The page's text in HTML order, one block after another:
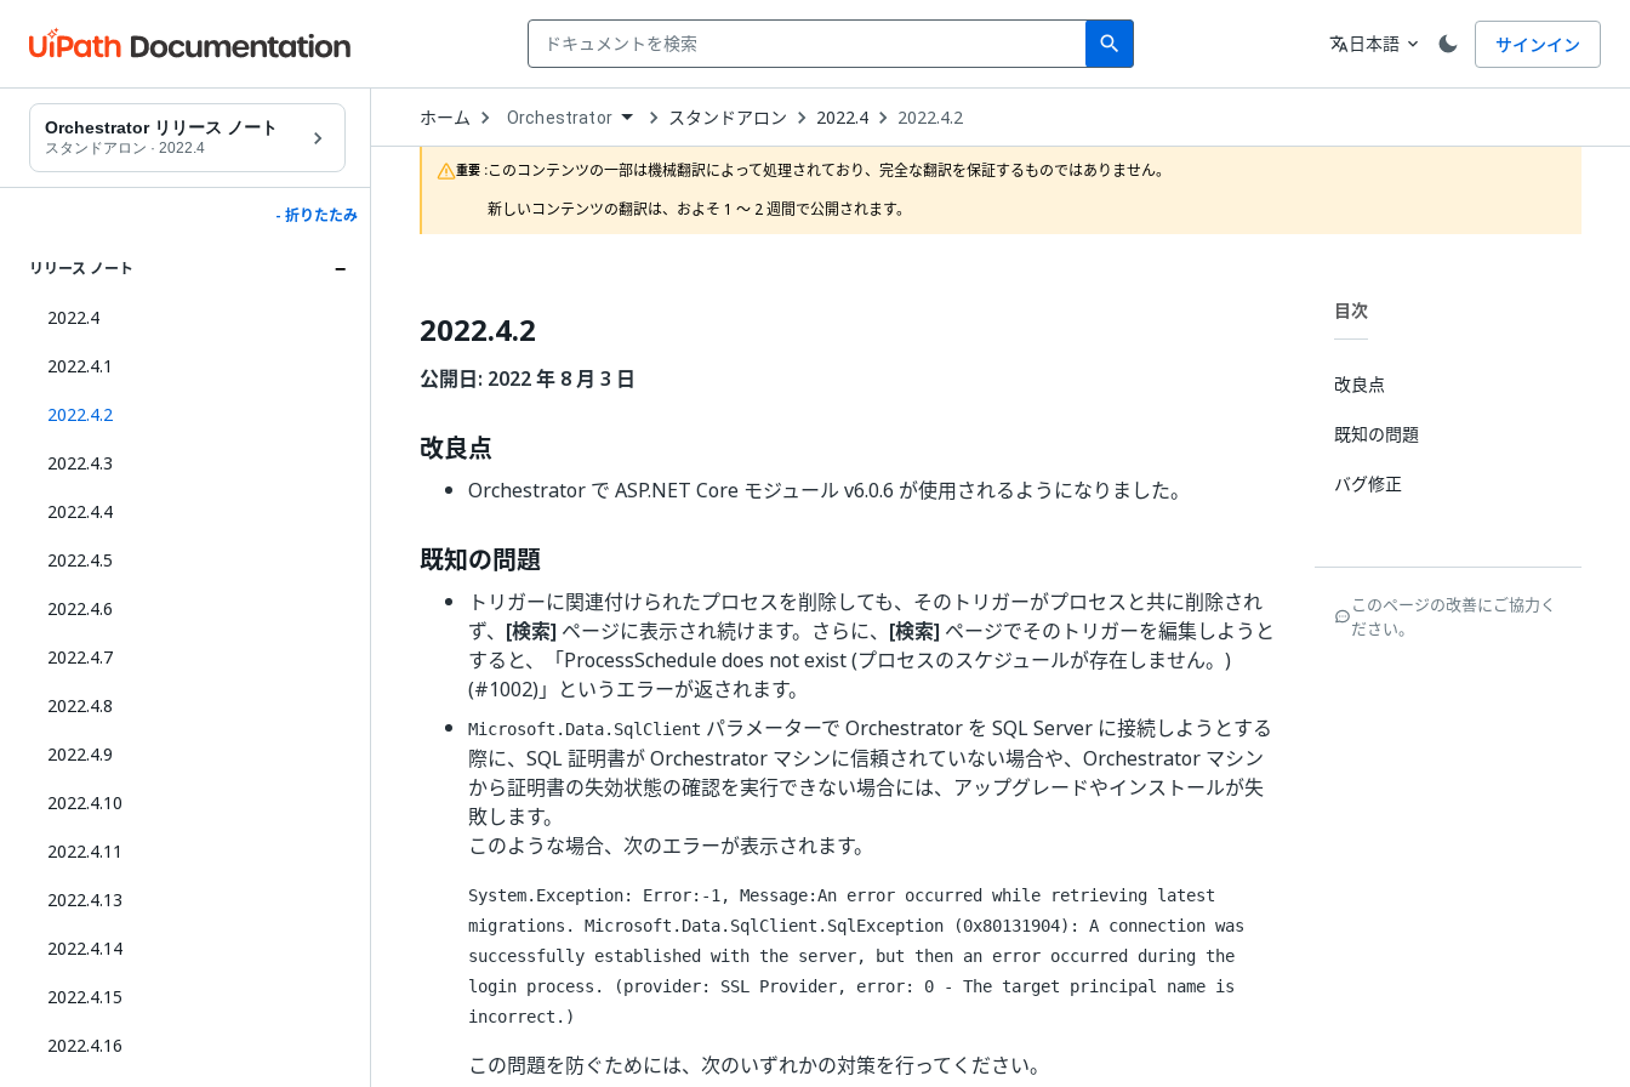
search
Search 言語
translate日本語 expand_more サインイン
Orchestrator リリース ノート
スタンドアロン · 2022.4
- 折りたたみ
リリース ノート
2022.4
2022.4.1
2022.4.2
2022.4.3
2022.4.4
2022.4.5
2022.4.6
2022.4.7
2022.4.8
2022.4.9
2022.4.10
2022.4.11
2022.4.13
2022.4.14
2022.4.15
2022.4.16
ホーム Open
Dropdown
to
choose
product
Orchestrator スタンドアロン 2022.4 2022.4.2
重要 :このコンテンツの一部は機械翻訳によって処理されており、完全な翻訳を保証するものではありません。
新しいコンテンツの翻訳は、およそ 1 ～ 2 週間で公開されます。
2022.4.2
公開日: 2022 年 8 月 3 日
改良点
Orchestrator で ASP.NET Core モジュール v6.0.6 が使用されるようになりました。
既知の問題
トリガーに関連付けられたプロセスを削除しても、そのトリガーがプロセスと共に削除され
ず、 [検索] ページに表示され続けます。さらに、 [検索] ページでそのトリガーを編集しようと
すると、「ProcessSchedule does not exist (プロセスのスケジュールが存在しません。)
(#1002)」というエラーが返されます。
Microsoft.Data.SqlClient パラメーターで Orchestrator を SQL Server に接続しようとする
際に、SQL 証明書が Orchestrator マシンに信頼されていない場合や、Orchestrator マシン
から証明書の失効状態の確認を実行できない場合には、アップグレードやインストールが失
敗します。
このような場合、次のエラーが表示されます。
System.Exception: Error:-1, Message:An error occurred while retrieving latest
migrations. Microsoft.Data.SqlClient.SqlException (0x80131904): A connection was
successfully established with the server, but then an error occurred during the
login process. (provider: SSL Provider, error: 0 - The target principal name is
incorrect.)
この問題を防ぐためには、次のいずれかの対策を行ってください。
目次
改良点
既知の問題
バグ修正
このページの改善にご協力く
ださい。